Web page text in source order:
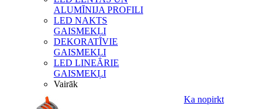
ALUMĪNIJA PROFILI
LED NAKTS
GAISMEKĻI
DEKORATĪVIE
GAISMEKĻI
LED LINEĀRIE
GAISMEKĻI
Vairāk
Ka nopirkt